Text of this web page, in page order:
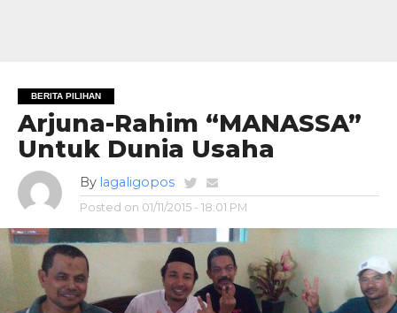
BERITA PILIHAN
Arjuna-Rahim “MANASSA”
Untuk Dunia Usaha
By lagaligopos
Posted on 01/11/2015 - 18:01 PM